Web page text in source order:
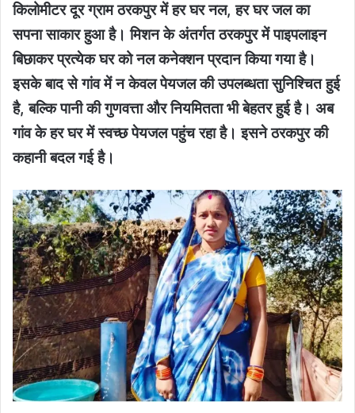
किलोमीटर दूर ग्राम ठरकपुर में हर घर नल, हर घर जल का
सपना साकार हुआ है। मिशन के अंतर्गत ठरकपुर में पाइपलाइन
बिछाकर प्रत्येक घर को नल कनेक्शन प्रदान किया गया है।
इसके बाद से गांव में न केवल पेयजल की उपलब्धता सुनिश्चित हुई
है, बल्कि पानी की गुणवत्ता और नियमितता भी बेहतर हुई है। अब
गांव के हर घर में स्वच्छ पेयजल पहुंच रहा है। इसने ठरकपुर की
कहानी बदल गई है।